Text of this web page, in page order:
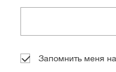
Запомнить меня